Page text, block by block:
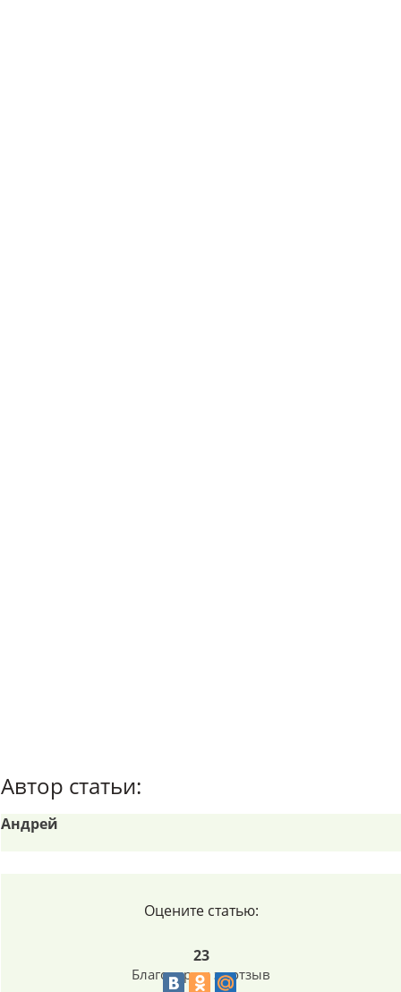
Автор статьи:
Андрей
Оцените статью:
23
Благодарим за отзыв